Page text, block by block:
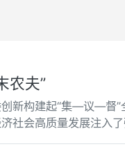
农夫”
新构建起“集—议—督”
社会高质量发展注入了